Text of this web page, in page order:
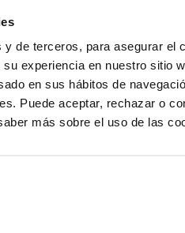
de terceros, para asegurar el
experiencia en nuestro sitio
en sus hábitos de
Puede aceptar, rechazar o
más sobre el uso de las